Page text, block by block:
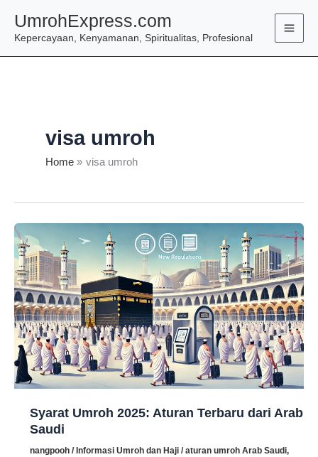
content
UmrohExpress.com
Kepercayaan, Kenyamanan, Spiritualitas, Profesional
visa umroh
Home visa umroh
Syarat Umroh 2025: Aturan Terbaru dari Arab
Saudi
nangpooh / Informasi Umroh dan Haji/aturan umroh Arab Saudi,